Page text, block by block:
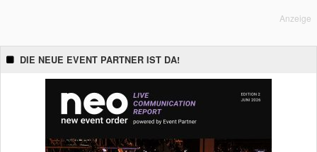
Anzeige
DIE NEUE EVENT PARTNER IST DA!